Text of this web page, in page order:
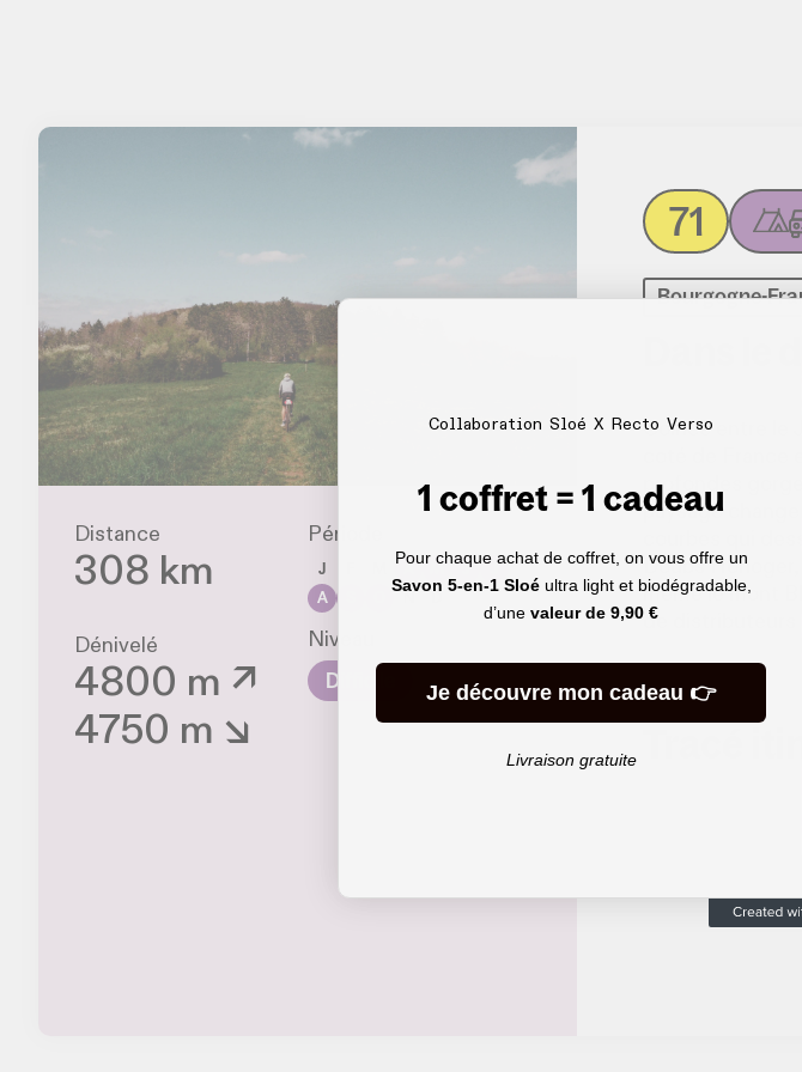
Distance
308 km
Dénivelé
4800 m ↗
4750 m ↘
Période
J
A M J
J
A
N
D
Niveau
Difficile
71
Bourgogne-
Dans
Coincé entre le
coté de France
profondes
paysage
courbes qui
Doubs
même le mont
de distributeurs
Tracé
Collaboration Sloé X Recto Verso
1 coffret = 1 cadeau
Pour chaque achat de coffret, on vous offre un
Savon 5-en-1 Sloéultra light et biodégradable,
d’une valeur de 9,90 €
Je découvre mon cadeau 👉
Livraison gratuite